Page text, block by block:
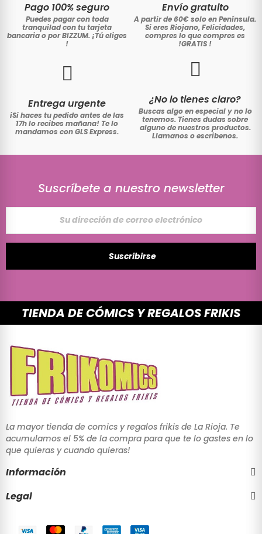
Pago 100% seguro
Puedes pagar con toda
tranquilad con tu tarjeta
bancaria o por BIZZUM. ¡Tú eliges
!
Envío gratuito
A partir de 60€ solo en Península.
Si eres Riojano, Felicidades,
compres lo que compres es
!GRATIS !
Entrega urgente
iSi haces tu pedido antes de las
17h lo recibes mañana! Te lo
mandamos con GLS Express.
¿No lo tienes claro?
Buscas algo en especial y no lo
tenemos. Tienes dudas sobre
alguno de nuestros productos.
Llamanos o escribenos.
Suscríbete a nuestro newsletter
Suscribirse
TIENDA DE CÓMICS Y REGALOS FRIKIS
La mayor tienda de comics y regalos frikis de La Rioja. Te
acumulamos el 5% de la compra para que te lo gastes en lo
que quieras y cuando quieras!
Información
Legal